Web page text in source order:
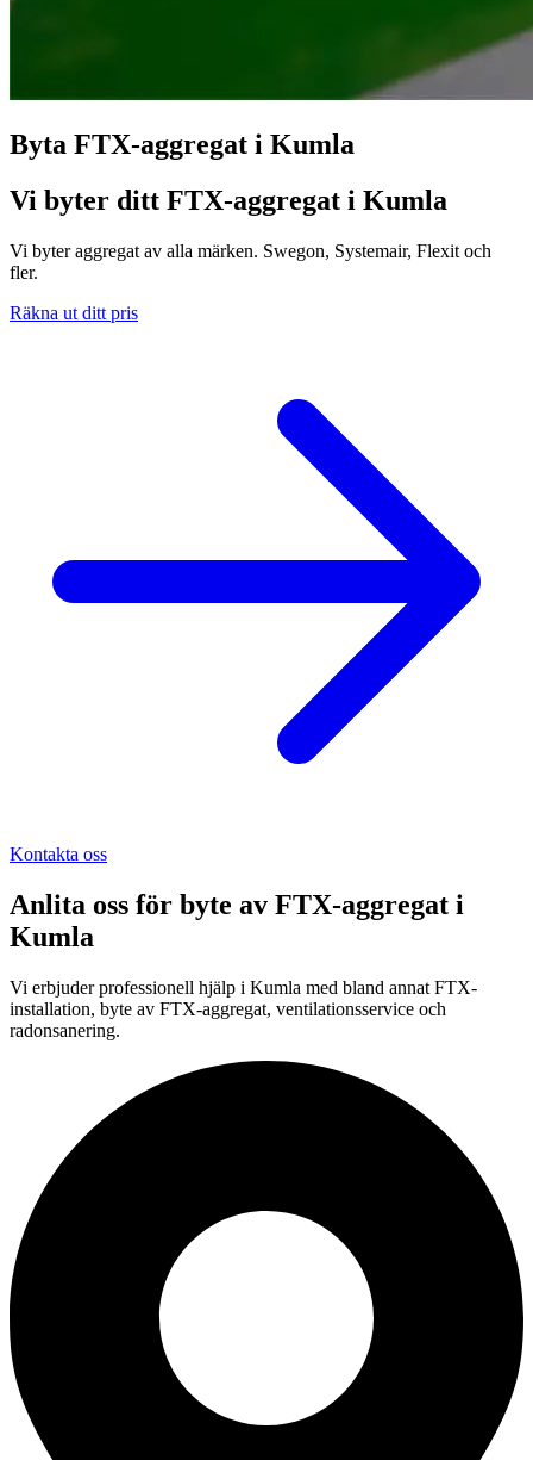
Byta FTX-aggregat i Kumla
Vi byter ditt FTX-aggregat i Kumla
Vi byter aggregat av alla märken. Swegon, Systemair, Flexit och
fler.
Räkna ut ditt pris
Kontakta oss
Anlita oss för byte av FTX-aggregat i
Kumla
Vi erbjuder professionell hjälp i Kumla med bland annat FTX-
installation, byte av FTX-aggregat, ventilationsservice och
radonsanering.